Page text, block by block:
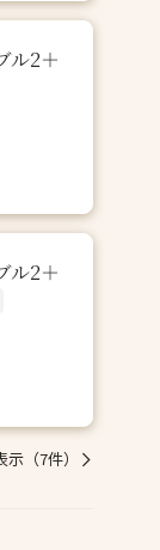
ル2＋
ル2＋
示（7件）